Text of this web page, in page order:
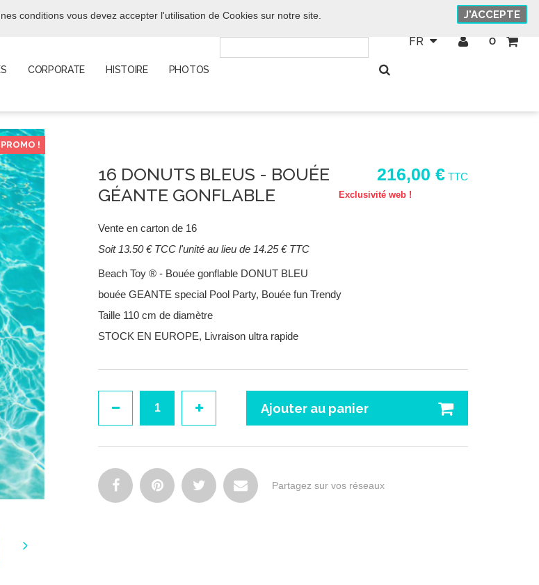
conditions vous devez accepter l'utilisation de Cookies sur notre site. J'ACCEPTE
[ETE 2018]
-5% DES 280€ D'ACHAT AVEC LE CODE :
FR O
CORPORATE HISTOIRE PHOTOS
PROMO !
16 DONUTS BLEUS - BOUÉE
GÉANTE GONFLABLE
216,00 €TTC
Exclusivité web !
Vente en carton de 16
Soit 13.50 € TCC l'unité au lieu de 14.25 € TTC
Beach Toy ® - Bouée gonflable DONUT BLEU
bouée GEANTE special Pool Party, Bouée fun Trendy
Taille 110 cm de diamètre
STOCK EN EUROPE, Livraison ultra rapide
Ajouter au panier
Partagez sur vos réseaux